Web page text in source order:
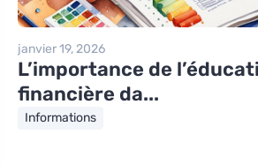
janvier 19, 2026
L’importance de
financière da...
Informations